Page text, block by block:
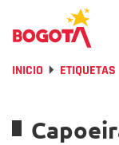
INICIO ETIQUETAS